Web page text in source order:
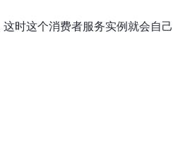
时这个消费者服务实例就会自己